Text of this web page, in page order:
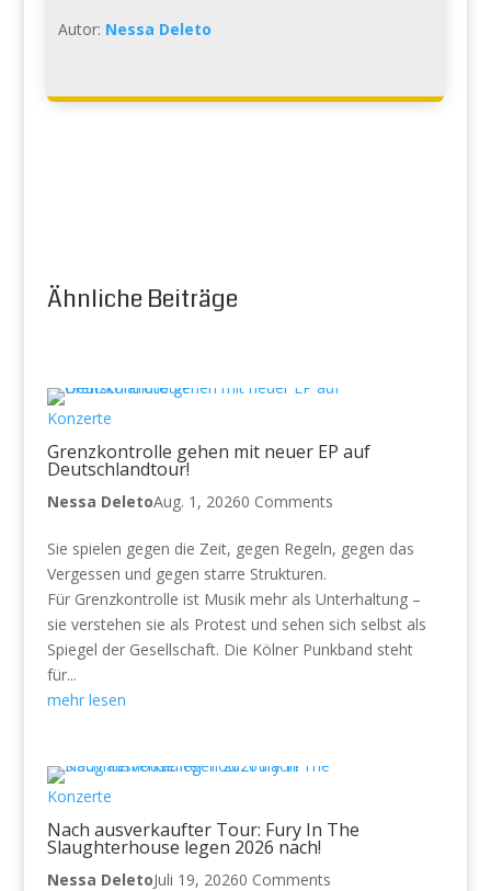
Autor: Nessa Deleto
Ähnliche Beiträge
Konzerte
Grenzkontrolle gehen mit neuer EP auf
Deutschlandtour!
Nessa DeletoAug. 1, 20260 Comments
Sie spielen gegen die Zeit, gegen Regeln, gegen das
Vergessen und gegen starre Strukturen.
Für Grenzkontrolle ist Musik mehr als Unterhaltung –
sie verstehen sie als Protest und sehen sich selbst als
Spiegel der Gesellschaft. Die Kölner Punkband steht
für...
mehr lesen
Konzerte
Nach ausverkaufter Tour: Fury In The
Slaughterhouse legen 2026 nach!
Nessa DeletoJuli 19, 20260 Comments